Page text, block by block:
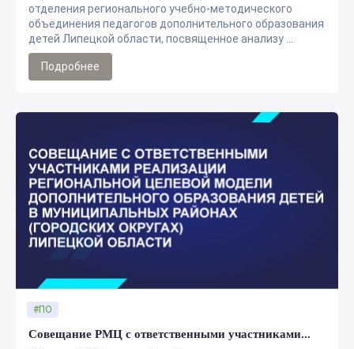
отделения регионального учебно-методического
объединения педагогов дополнительного образования
детей Липецкой области, посвященное анализу ...
Подробнее
Совещание РМЦ с ответственными участниками...
#ПО